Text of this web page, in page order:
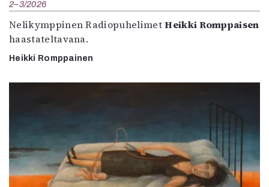
2–3/2026
Nelikymppinen RadiopuhelimetHeikki Romppaisen
haastateltavana.
Heikki Romppainen